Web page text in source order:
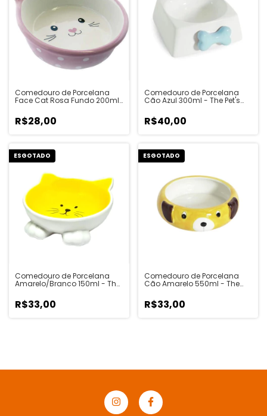
Comedouro de Porcelana
Face Cat Rosa Fundo 200ml
R$28,00
Comedouro de Porcelana
Cão Azul 300ml - The Pet's
R$40,00
ESGOTADO
Comedouro de Porcelana
Amarelo/Branco 150ml - The
R$33,00
ESGOTADO
Comedouro de Porcelana
Cão Amarelo 550ml - The
R$33,00